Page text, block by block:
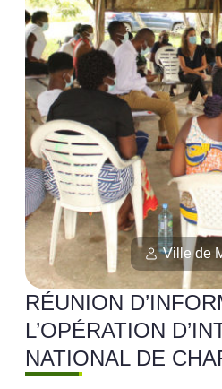
Ville de
RÉUNION
L’OPÉRATION
NATIONAL DE